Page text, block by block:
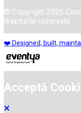
© Copyright 2026
drepturile rezervate
❤️ Designed, built,
Acceptă